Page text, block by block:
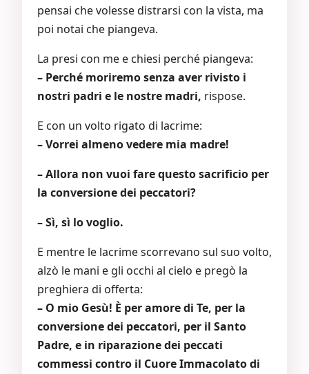
pensai che volesse distrarsi con la vista, ma
poi notai che piangeva.
La presi con me e chiesi perché piangeva:
– Perché moriremo senza aver rivisto i
nostri padri e le nostre madri, rispose.
E con un volto rigato di lacrime:
– Vorrei almeno vedere mia madre!
– Allora non vuoi fare questo sacrificio per
la conversione dei peccatori?
– Sì, sì lo voglio.
E mentre le lacrime scorrevano sul suo volto,
alzò le mani e gli occhi al cielo e pregò la
preghiera di offerta:
– O mio Gesù! È per amore di Te, per la
conversione dei peccatori, per il Santo
Padre, e in riparazione dei peccati
commessi contro il Cuore Immacolato di